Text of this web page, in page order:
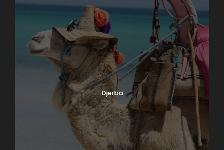
Djerba